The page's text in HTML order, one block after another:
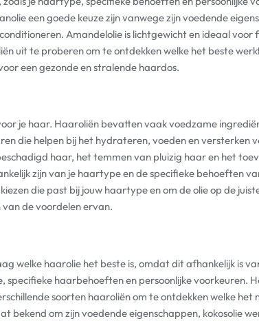
een goede keuze zijn vanwege zijn voedende
Amandelolie is lichtgewicht en ideaal voor
uit te proberen om te ontdekken welke het beste
een gezonde en stralende haardos.
je haar. Haaroliën bevatten vaak voedzame
die helpen bij het hydrateren, voeden en versterken
haar, het temmen van pluizig haar en het
zijn van je haartype en de specifieke behoeften
die past bij jouw haartype en om de olie op de
de voordelen ervan.
welke haarolie het beste is, omdat dit afhankelijk is
haarbehoeften en persoonlijke voorkeuren.
soorten haaroliën om te ontdekken welke het
bekend om zijn voedende eigenschappen, kokosolie